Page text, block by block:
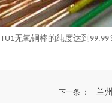
TU1无氧铜棒的纯度达到 99.99
下一条 ： 兰